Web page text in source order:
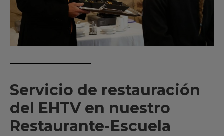
Servicio de restauración
del EHTV en nuestro
Restaurante-Escuela